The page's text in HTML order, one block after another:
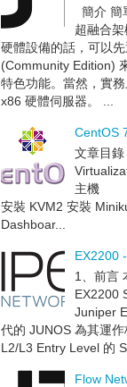
簡介 簡
超融合
硬體設備的話，可以
(Community Edition)
特色功能。當然，實
x86 硬體伺服器。 ...
CentOS
文章目
主機
安裝 KVM2 安裝
Dashboar...
EX2200
1、前言
EX2200
Juniper
代的 JUNOS 為其運
L2/L3 Entry Level 的
Flow